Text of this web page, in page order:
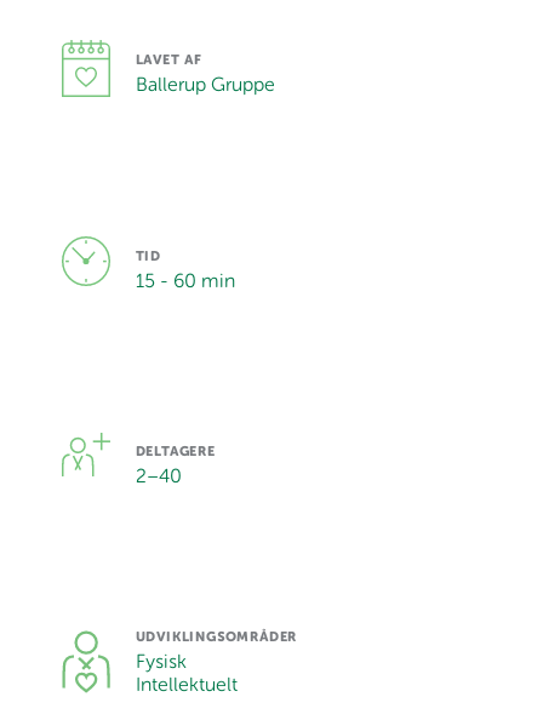
LAVET AF
Ballerup Gruppe
TID
15 - 60 min
DELTAGERE
2–40
UDVIKLINGSOMRÅDER
Fysisk
Intellektuelt